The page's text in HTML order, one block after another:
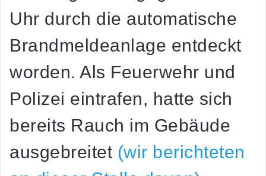
Uhr durch die automatische
Brandmeldeanlage entdeckt
worden. Als Feuerwehr und
Polizei eintrafen, hatte sich
bereits Rauch im Gebäude
ausgebreitet (wir berichteten